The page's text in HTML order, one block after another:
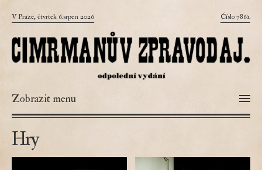
V Praze, čtvrtek 6.srpen 2026 Číslo 7861.
Zobrazit menu
Hry